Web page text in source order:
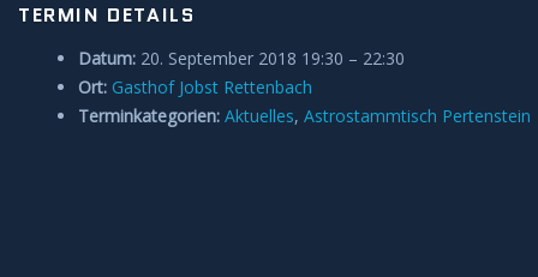
TERMIN DETAILS
Datum: 20. September 2018 19:30 – 22:30
Ort: Gasthof Jobst Rettenbach
Terminkategorien: Aktuelles, Astrostammtisch Pertenstein